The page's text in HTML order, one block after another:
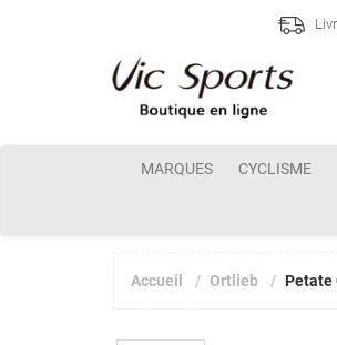
MARQUES CYCLISME
Accueil Ortlieb Petate